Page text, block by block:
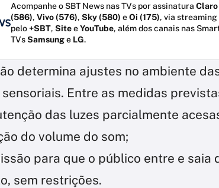
Acompanhe o SBT News nas TVs por assinatura Claro
(586), Vivo (576), Sky (580) eOi (175), via streaming
pelo+SBT, SiteeYouTube, além dos canais nas
TVsSamsunge LG.
determina ajustes no ambiente
Entre as medidas
das luzes parcialmente
do volume do som;
para que o público entre e saia
sem restrições.